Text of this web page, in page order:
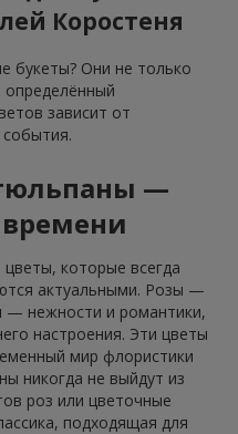
Коростеня
букеты? Они не только
определённый
зависит от
—
которые всегда
актуальными. Розы —
— нежности и романтики,
настроения. Эти цветы
мир флористики
никогда не выйдут из
роз или цветочные
подходящая для